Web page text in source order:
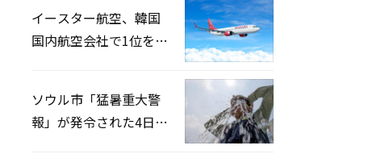
イースター航空、韓国
国内航空会社で1位を記
ソウル市「猛暑重大警
報」が発令された4日、